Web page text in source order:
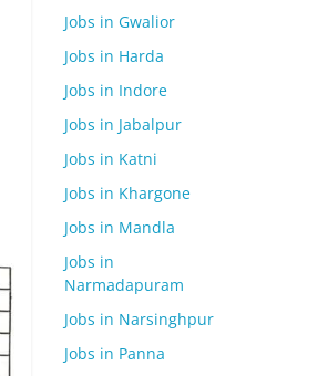
Jobs in Gwalior
Jobs in Harda
Jobs in Indore
Jobs in Jabalpur
Jobs in Katni
Jobs in Khargone
Jobs in Mandla
Jobs in
Narmadapuram
Jobs in Narsinghpur
Jobs in Panna